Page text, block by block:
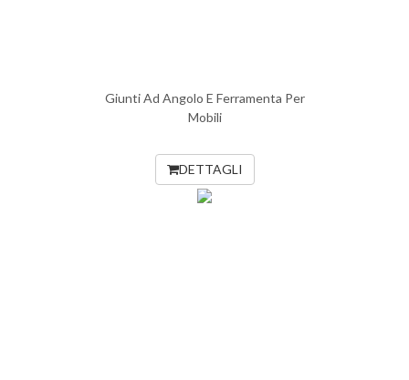
Giunti Ad Angolo E Ferramenta Per
Mobili
DETTAGLI